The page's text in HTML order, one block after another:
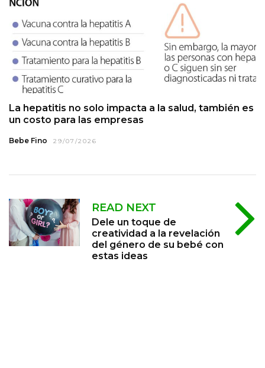
La hepatitis no solo impacta a la salud, también es
un costo para las empresas
Bebe Fino 29/07/2026
READ NEXT
Dele un toque de
creatividad a la revelación
del género de su bebé con
estas ideas